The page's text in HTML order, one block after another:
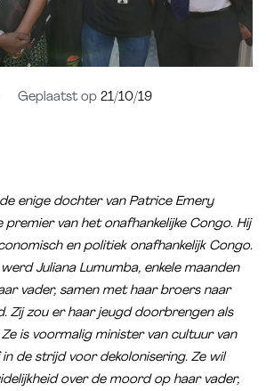
Geplaatst op 21/10/19
enige dochter van Patrice Emery
premier van het onafhankelijke Congo. Hij
en politiek onafhankelijk Congo.
Juliana Lumumba, enkele maanden
vader, samen met haar broers naar
Zij zou er haar jeugd doorbrengen als
is voormalig minister van cultuur van
de strijd voor dekolonisering. Ze wil
over de moord op haar vader,